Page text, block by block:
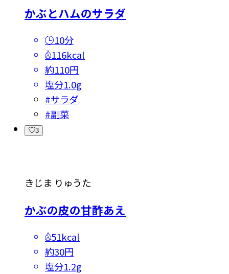
かぶとハムのサラダ
10分
116kcal
約110円
塩分1.0g
#サラダ
#副菜
3
きじま りゅうた
かぶの皮の甘酢あえ
51kcal
約30円
塩分1.2g